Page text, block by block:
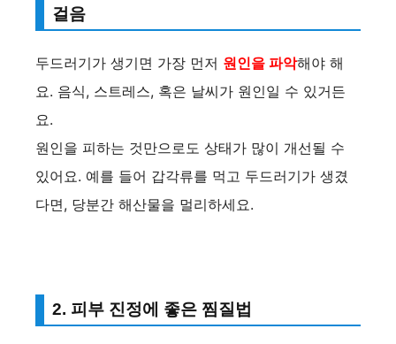
걸음
두드러기가 생기면 가장 먼저 원인을 파악해야 해
요. 음식, 스트레스, 혹은 날씨가 원인일 수 있거든
요.
원인을 피하는 것만으로도 상태가 많이 개선될 수
있어요. 예를 들어 갑각류를 먹고 두드러기가 생겼
다면, 당분간 해산물을 멀리하세요.
2. 피부 진정에 좋은 찜질법